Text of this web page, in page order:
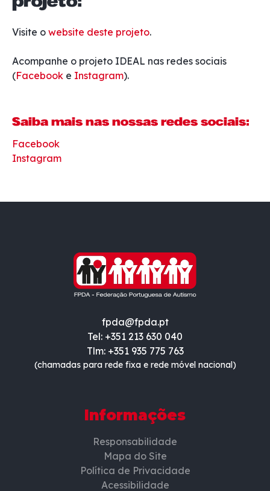
Visite o website deste projeto.
Acompanhe o projeto IDEAL nas redes sociais
(Facebook e Instagram).
Saiba mais nas nossas redes sociais:
Facebook
Instagram
fpda@fpda.pt
Tel: +351 213 630 040
Tlm: +351 935 775 763
(chamadas para rede fixa e rede móvel nacional)
Informações
Responsabilidade
Mapa do Site
Política de Privacidade
Acessibilidade